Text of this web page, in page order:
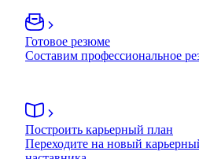
Готовое резюме
Составим профессиональное
Построить карьерный план
Переходите на новый